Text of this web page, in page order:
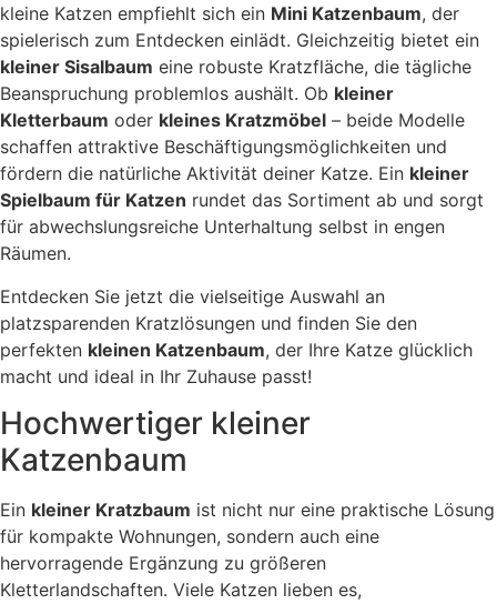
kleine Katzen empfiehlt sich ein Mini Katzenbaum, der
spielerisch zum Entdecken einlädt. Gleichzeitig bietet ein
kleiner Sisalbaum eine robuste Kratzfläche, die tägliche
Beanspruchung problemlos aushält. Ob kleiner
Kletterbaum oder kleines Kratzmöbel – beide Modelle
schaffen attraktive Beschäftigungsmöglichkeiten und
fördern die natürliche Aktivität deiner Katze. Ein kleiner
Spielbaum für Katzen rundet das Sortiment ab und sorgt
für abwechslungsreiche Unterhaltung selbst in engen
Räumen.
Entdecken Sie jetzt die vielseitige Auswahl an
platzsparenden Kratzlösungen und finden Sie den
perfekten kleinen Katzenbaum, der Ihre Katze glücklich
macht und ideal in Ihr Zuhause passt!
Hochwertiger kleiner
Katzenbaum
Ein kleiner Kratzbaum ist nicht nur eine praktische Lösung
für kompakte Wohnungen, sondern auch eine
hervorragende Ergänzung zu größeren
Kletterlandschaften. Viele Katzen lieben es,